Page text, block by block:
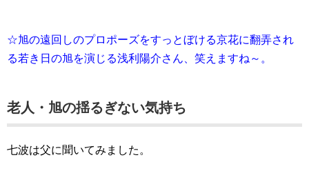
☆旭の遠回しのプロポーズをすっとぼける京花に翻弄され
る若き日の旭を演じる浅利陽介さん、笑えますね～。
老人・旭の揺るぎない気持ち
七波は父に聞いてみました。